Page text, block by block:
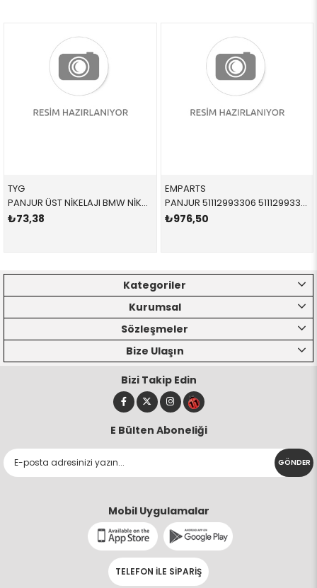
TYG
PANJUR ÜST NİKELAJI BMW NİKELAJSIZ SİLAH SAĞ E90 3 SERİSİ 2006-2008 51137117242 51137117242
₺73,38
EMPARTS
PANJUR 51112993306 51112993306 51112993306 E84 SAĞ 2014-
₺976,50
Kategoriler
Kurumsal
Sözleşmeler
Bize Ulaşın
Bizi Takip Edin
E Bülten Aboneliği
GÖNDER
Mobil Uygulamalar
TELEFON İLE SİPARİŞ